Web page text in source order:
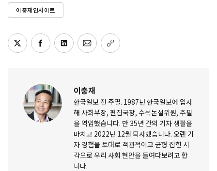
이충재인사이트
이충재
한국일보 전 주필. 1987년 한국일보에 입사
해 사회부장, 편집국장, 수석논설위원, 주필
을 역임했습니다. 만 35년 간의 기자 생활을
마치고 2022년 12월 퇴사했습니다. 오랜 기
자 경험을 토대로 객관적이고 균형 잡힌 시
각으로 우리 사회 현안을 들여다보려고 합
니다.